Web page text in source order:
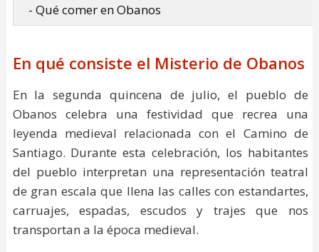
- Qué comer en Obanos
En qué consiste el Misterio de Obanos
En la segunda quincena de julio, el pueblo de
Obanos celebra una festividad que recrea una
leyenda medieval relacionada con el Camino de
Santiago. Durante esta celebración, los habitantes
del pueblo interpretan una representación teatral
de gran escala que llena las calles con estandartes,
carruajes, espadas, escudos y trajes que nos
transportan a la época medieval.